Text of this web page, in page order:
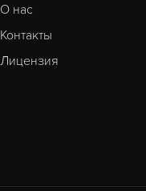
О нас
Контакты
Лицензия